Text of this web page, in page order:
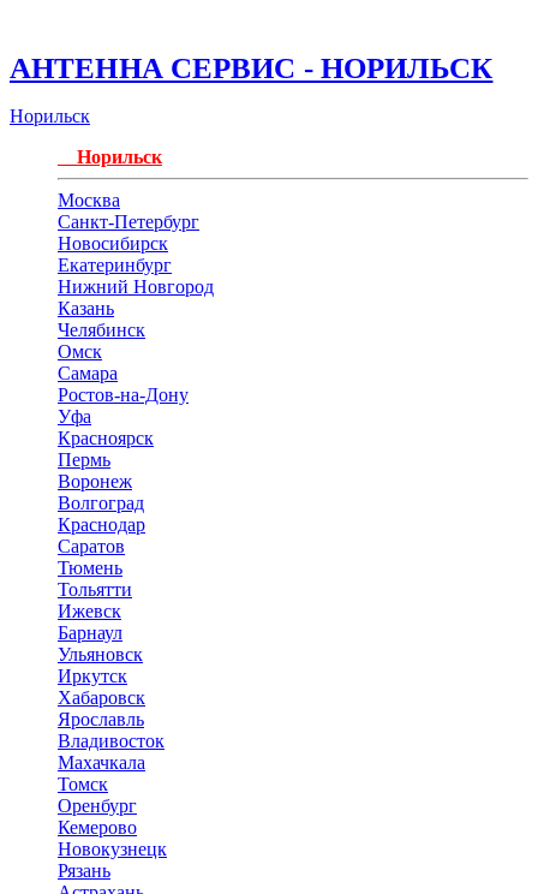
АНТЕННА СЕРВИС - НОРИЛЬСК
Норильск
Норильск
Москва
Санкт-Петербург
Новосибирск
Екатеринбург
Нижний Новгород
Казань
Челябинск
Омск
Самара
Ростов-на-Дону
Уфа
Красноярск
Пермь
Воронеж
Волгоград
Краснодар
Саратов
Тюмень
Тольятти
Ижевск
Барнаул
Ульяновск
Иркутск
Хабаровск
Ярославль
Владивосток
Махачкала
Томск
Оренбург
Кемерово
Новокузнецк
Рязань